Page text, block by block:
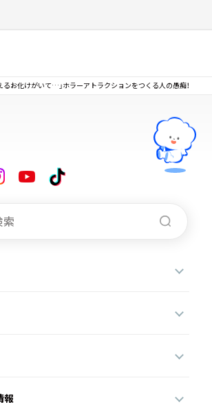
るお化けがいて…」ホラーアトラクションをつくる人の愚痴！
報